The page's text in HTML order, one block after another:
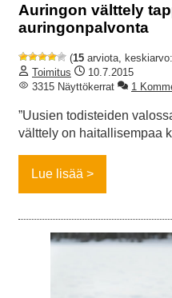
Auringon välttely
auringonpalvonta
(15 arviota, keskiarvo:
Toimitus
10.7.2015
3315 Näyttökerrat
1
”Uusien todisteiden
välttely on haitallisempaa
Lue lisää